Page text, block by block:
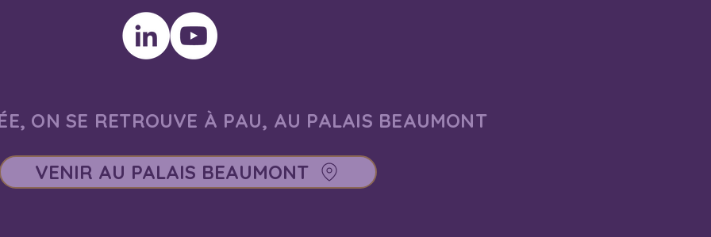
ON SE RETROUVE À PAU, AU PALAIS BEAUMONT
VENIR AU PALAIS BEAUMONT